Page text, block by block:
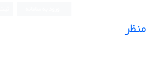
منظر